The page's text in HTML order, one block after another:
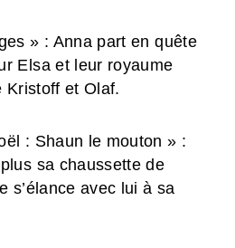
» : Anna part en quête
Elsa et leur royaume
Kristoff et Olaf.
: Shaun le mouton » :
sa chaussette de
s’élance avec lui à sa